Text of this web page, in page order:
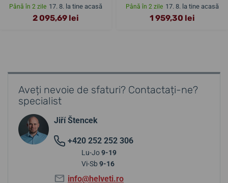
Până în 2 zile 17. 8. la tine acasă
2 095,69 lei
Până în 2 zile 17. 8. la tine acasă
1 959,30 lei
Aveți nevoie de sfaturi? Contactați-ne?
specialist
Jiří Štencek
+420 252 252 306
Lu-Jo9-19
Vi-Sb 9-16
info@helveti.ro